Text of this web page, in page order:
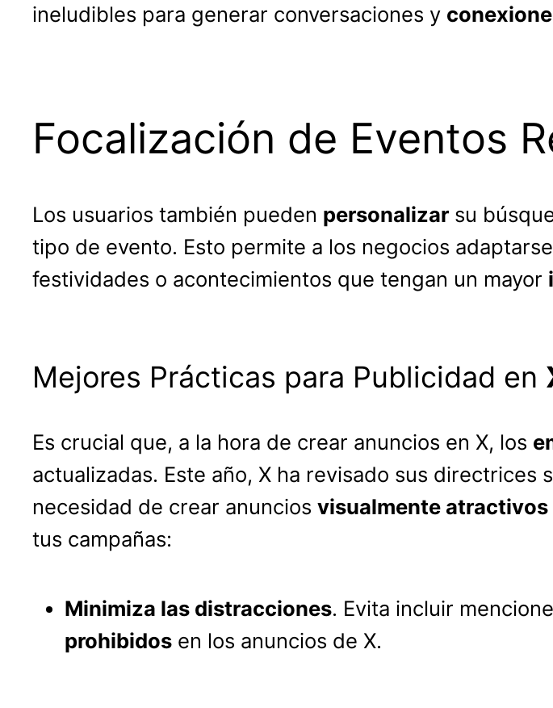
ineludibles para generar conversaciones y
Focalización de Eventos
Los usuarios también pueden personalizar su
tipo de evento. Esto permite a los negocios
festividades o acontecimientos que tengan un mayor
Mejores Prácticas para Publicidad en
Es crucial que, a la hora de crear anuncios en X, los
actualizadas. Este año, X ha revisado sus directrices
necesidad de crear anuncios visualmente atractivos
tus campañas:
Minimiza las distracciones. Evita incluir
prohibidos en los anuncios de X.